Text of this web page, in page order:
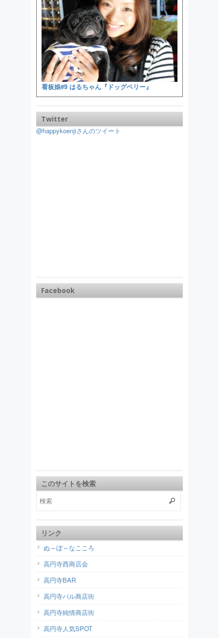
看板娘#9 はるちゃん『ドッグベリー』
Twitter
@happykoenjiさんのツイート
Facebook
このサイトを検索
リンク
ぬ～ぼ～なこころ
高円寺西商店会
高円寺BAR
高円寺パル商店街
高円寺純情商店街
高円寺人気SPOT